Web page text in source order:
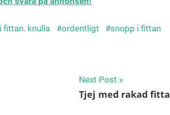
fittan. knulla ordentligt
snopp i fittan
Next Post
Tjej med rakad fitta